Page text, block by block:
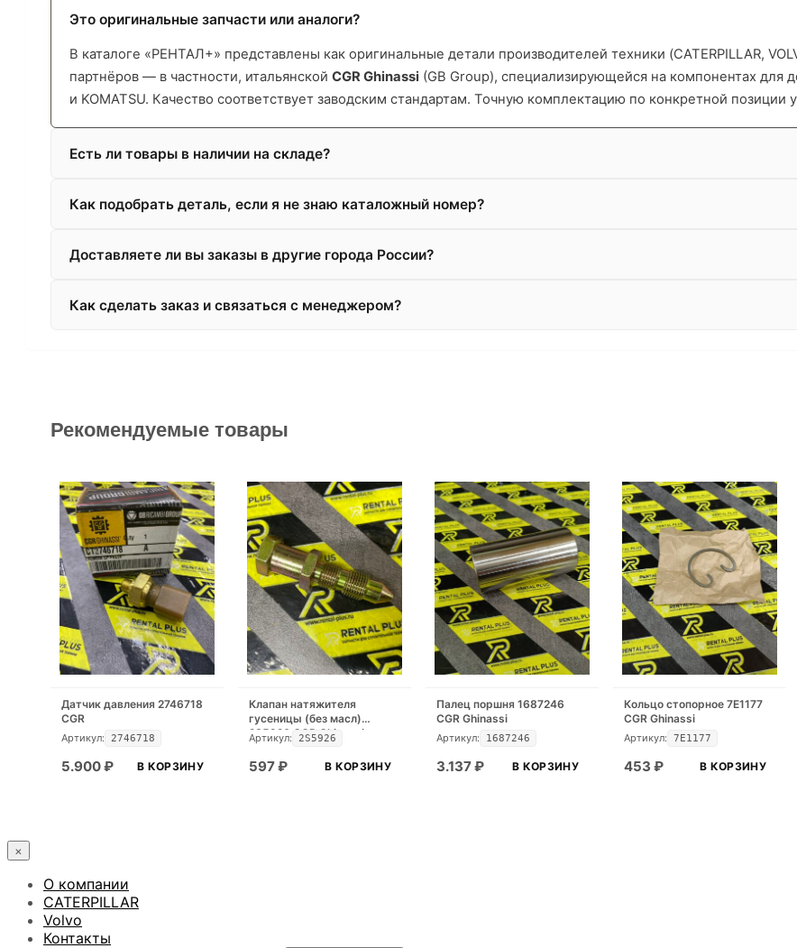
Это оригинальные запчасти или аналоги?
В каталоге «РЕНТАЛ+» представлены как оригинальные детали производителей техники (CATERPILLAR,
партнёров — в частности, итальянской CGR Ghinassi (GB Group), специализирующейся на компонентах для
и KOMATSU. Качество соответствует заводским стандартам. Точную комплектацию по конкретной позиции
Есть ли товары в наличии на складе?
Как подобрать деталь, если я не знаю каталожный номер?
Доставляете ли вы заказы в другие города России?
Как сделать заказ и связаться с менеджером?
Рекомендуемые товары
Датчик давления 2746718
CGR
Артикул: 2746718
5.900₽ В КОРЗИНУ
Клапан натяжителя
гусеницы (без масл)
2S5926 CGR Ghinassi
Артикул: 2S5926
597₽ В КОРЗИНУ
Палец поршня 1687246
CGR Ghinassi
Артикул: 1687246
3.137₽ В КОРЗИНУ
Кольцо стопорное 7E1177
CGR Ghinassi
Артикул: 7E1177
453 ₽ В КОРЗИНУ
×
О компании
CATERPILLAR
Volvo
Контакты